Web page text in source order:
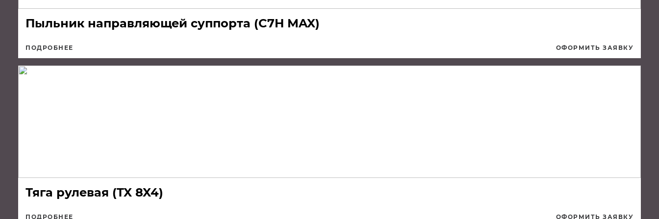
Пыльник направляющей суппорта (C7H MAX)
ПОДРОБНЕЕ ОФОРМИТЬ ЗАЯВКУ
Тяга рулевая (TX 8X4)
ПОДРОБНЕЕ ОФОРМИТЬ ЗАЯВКУ